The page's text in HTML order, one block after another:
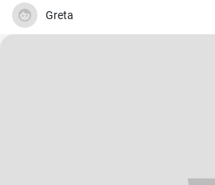
Greta